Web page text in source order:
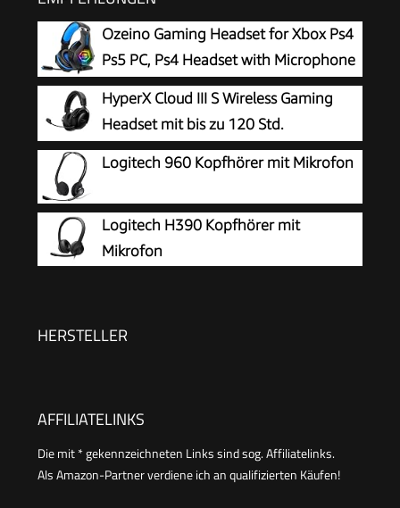
Ozeino Gaming Headset for Xbox Ps4
Ps5 PC, Ps4 Headset with Microphone
3D Surround Sound Headphones Noise
Cancelling RGB Lights
HyperX Cloud III S Wireless Gaming
Headset mit bis zu 120 Std.
Akkulaufzeit
Logitech 960 Kopfhörer mit Mikrofon
Logitech H390 Kopfhörer mit
Mikrofon
HERSTELLER
AFFILIATELINKS
Die mit * gekennzeichneten Links sind sog. Affiliatelinks.
Als Amazon-Partner verdiene ich an qualifizierten Käufen!